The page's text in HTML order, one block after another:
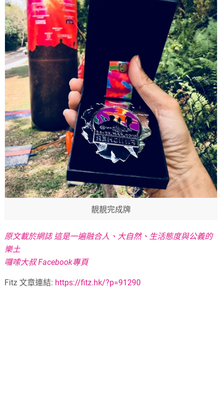
靚靚完成牌
原文載於網誌 這是一遍融合人、大自然、生活態度與公義的
樂土
囉嗦大叔 Facebook專頁
Fitz 文章連結: https://fitz.hk/?p=91290